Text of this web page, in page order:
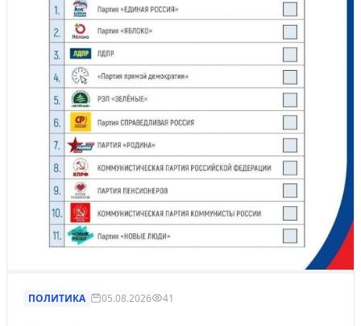
ПОЛИТИКА 05.08.2026 41